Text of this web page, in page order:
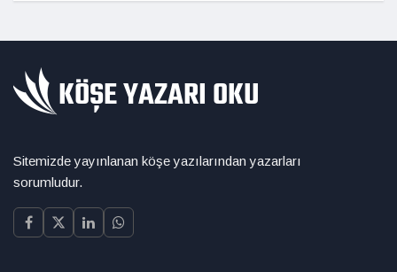
Sitemizde yayınlanan köşe yazılarından yazarları
sorumludur.